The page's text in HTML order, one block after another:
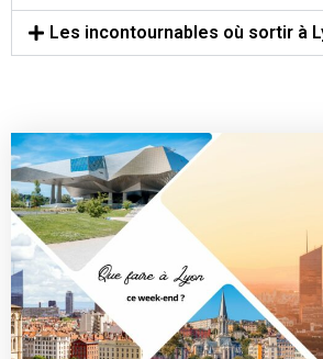
Les incontournables où sortir à